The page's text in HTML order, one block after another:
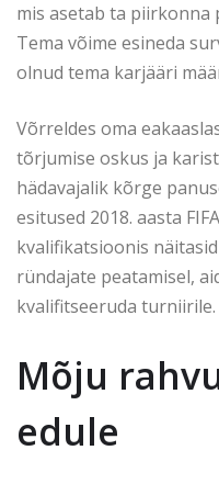
mis asetab ta piirkonna
Tema võime esineda
olnud tema karjääri
Võrreldes oma
tõrjumise oskus ja
hädavajalik kõrge
esitused 2018. aasta
kvalifikatsioonis
ründajate peatamisel,
kvalifitseeruda turniirile.
Mõju
edule